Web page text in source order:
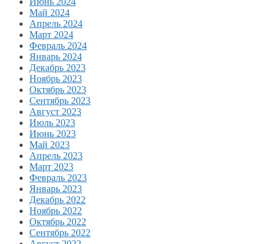
Май 2024
Апрель 2024
Март 2024
Февраль 2024
Январь 2024
Декабрь 2023
Ноябрь 2023
Октябрь 2023
Сентябрь 2023
Август 2023
Июль 2023
Июнь 2023
Май 2023
Апрель 2023
Март 2023
Февраль 2023
Январь 2023
Декабрь 2022
Ноябрь 2022
Октябрь 2022
Сентябрь 2022